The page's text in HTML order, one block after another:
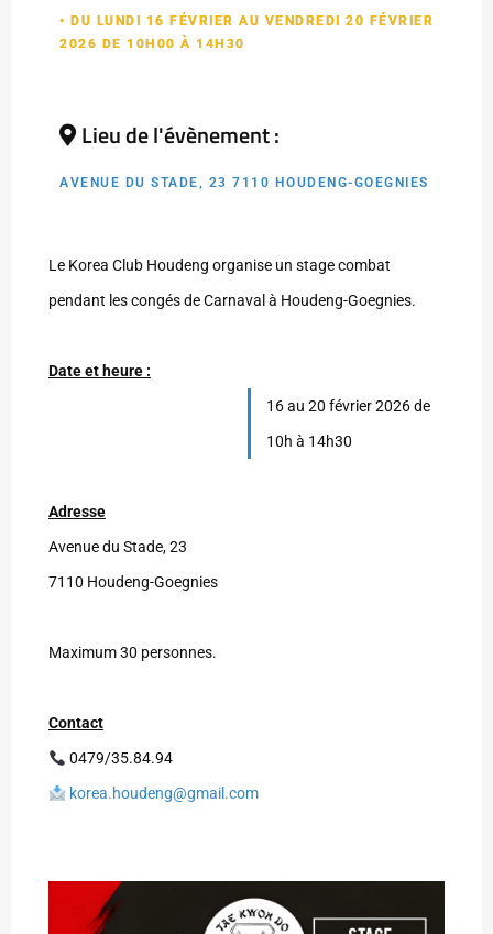
• DU LUNDI 16 FÉVRIER AU VENDREDI 20 FÉVRIER
2026 DE 10H00 À 14H30
Lieu de l'évènement :
AVENUE DU STADE, 23 7110 HOUDENG-GOEGNIES
Le Korea Club Houdeng organise un stage combat
pendant les congés de Carnaval à Houdeng-Goegnies.
Date et heure :
16 au 20 février 2026 de
10h à 14h30
Adresse
Avenue du Stade, 23
7110 Houdeng-Goegnies
Maximum 30 personnes.
Contact
0479/35.84.94
korea.houdeng@gmail.com